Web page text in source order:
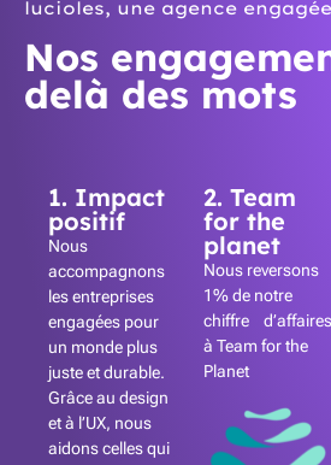
lucioles, une agence engagée
Nos
delà des mots
1. Impact
positif
Nous
accompagnons
les entreprises
engagées pour
un monde plus
juste et durable.
Grâce au design
et à l’UX, nous
aidons celles qui
2. Team
for the
planet
Nous reversons
1% de notre
chiffre d’affaires
à Team for the
Planet